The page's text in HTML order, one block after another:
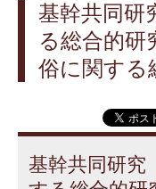
基幹共同研
る総合的
俗に関す
基幹共同研究